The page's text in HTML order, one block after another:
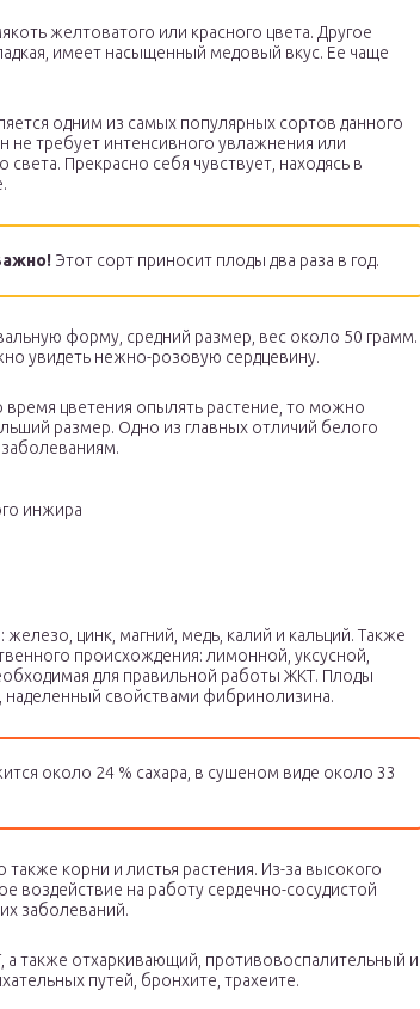
желтоватого или красного цвета. Другое
имеет насыщенный медовый вкус. Ее чаще
одним из самых популярных сортов данного
не требует интенсивного увлажнения или
света. Прекрасно себя чувствует, находясь в
Этот сорт приносит плоды два раза в год.
форму, средний размер, вес около 50 грамм.
увидеть нежно-розовую сердцевину.
цветения опылять растение, то можно
размер. Одно из главных отличий белого
инжира
цинк, магний, медь, калий и кальций. Также
происхождения: лимонной, уксусной,
для правильной работы ЖКТ. Плоды
свойствами фибринолизина.
около 24 % сахара, в сушеном виде около 33
корни и листья растения. Из-за высокого
воздействие на работу сердечно-сосудистой
заболеваний.
также отхаркивающий, противовоспалительный и
путей, бронхите, трахеите.